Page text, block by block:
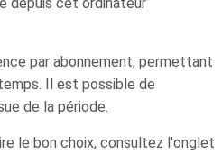
depuis cet ordinateur
par abonnement, permettant
Il est possible de
de la période.
le bon choix, consultez l'onglet